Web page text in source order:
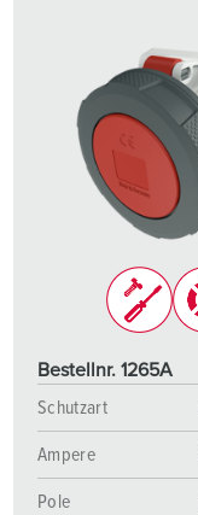
Bestellnr. 1265A
Schutzart
Ampere
Pole